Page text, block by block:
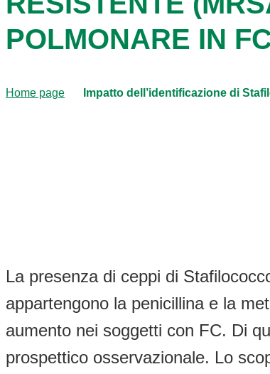
POLMONARE IN
Home page Impatto dell’identificazione di
La presenza di ceppi di
appartengono la penicillina e la
aumento nei soggetti con FC. Di
prospettico osservazionale. Lo